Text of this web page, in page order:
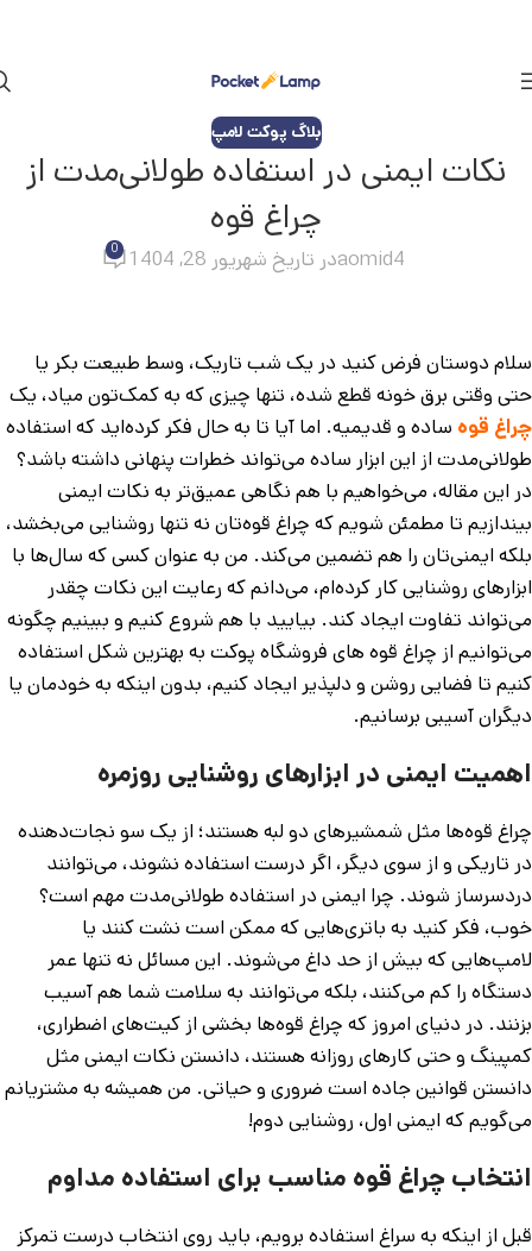
بلاگ پوکت لامپ
نکات ایمنی در استفاده طولانی‌مدت از
چراغ قوه
aomid4در تاریخ شهریور 28, 1404 0
سلام دوستان فرض کنید در یک شب تاریک، وسط طبیعت بکر یا
حتی وقتی برق خونه قطع شده، تنها چیزی که به کمک‌تون میاد، یک
چراغ قوه ساده و قدیمیه. اما آیا تا به حال فکر کرده‌اید که استفاده
طولانی‌مدت از این ابزار ساده می‌تواند خطرات پنهانی داشته باشد؟
در این مقاله، می‌خواهیم با هم نگاهی عمیق‌تر به نکات ایمنی
بیندازیم تا مطمئن شویم که چراغ قوه‌تان نه تنها روشنایی می‌بخشد،
بلکه ایمنی‌تان را هم تضمین می‌کند. من به عنوان کسی که سال‌ها با
ابزارهای روشنایی کار کرده‌ام، می‌دانم که رعایت این نکات چقدر
می‌تواند تفاوت ایجاد کند. بیایید با هم شروع کنیم و ببینیم چگونه
می‌توانیم از چراغ قوه ‌های فروشگاه پوکت به بهترین شکل استفاده
کنیم تا فضایی روشن و دلپذیر ایجاد کنیم، بدون اینکه به خودمان یا
دیگران آسیبی برسانیم.
اهمیت ایمنی در ابزارهای روشنایی روزمره
چراغ قوه‌ها مثل شمشیرهای دو لبه هستند؛ از یک سو نجات‌دهنده
در تاریکی و از سوی دیگر، اگر درست استفاده نشوند، می‌توانند
دردسرساز شوند. چرا ایمنی در استفاده طولانی‌مدت مهم است؟
خوب، فکر کنید به باتری‌هایی که ممکن است نشت کنند یا
لامپ‌هایی که بیش از حد داغ می‌شوند. این مسائل نه تنها عمر
دستگاه را کم می‌کنند، بلکه می‌توانند به سلامت شما هم آسیب
بزنند. در دنیای امروز که چراغ قوه‌ها بخشی از کیت‌های اضطراری،
کمپینگ و حتی کارهای روزانه هستند، دانستن نکات ایمنی مثل
دانستن قوانین جاده است ضروری و حیاتی. من همیشه به مشتریانم
می‌گویم که ایمنی اول، روشنایی دوم!
انتخاب چراغ قوه مناسب برای استفاده مداوم
قبل از اینکه به سراغ استفاده برویم، باید روی انتخاب درست تمرکز